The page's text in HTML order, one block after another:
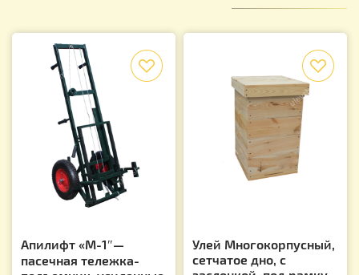
Апилифт «М-1″—
пасечная тележка-
Улей Многокорпусный,
сетчатое дно, с